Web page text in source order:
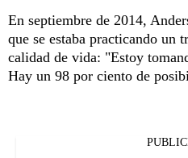
En septiembre de 2014,
que se estaba practicando un
calidad de vida: "Estoy
Hay un 98 por ciento de